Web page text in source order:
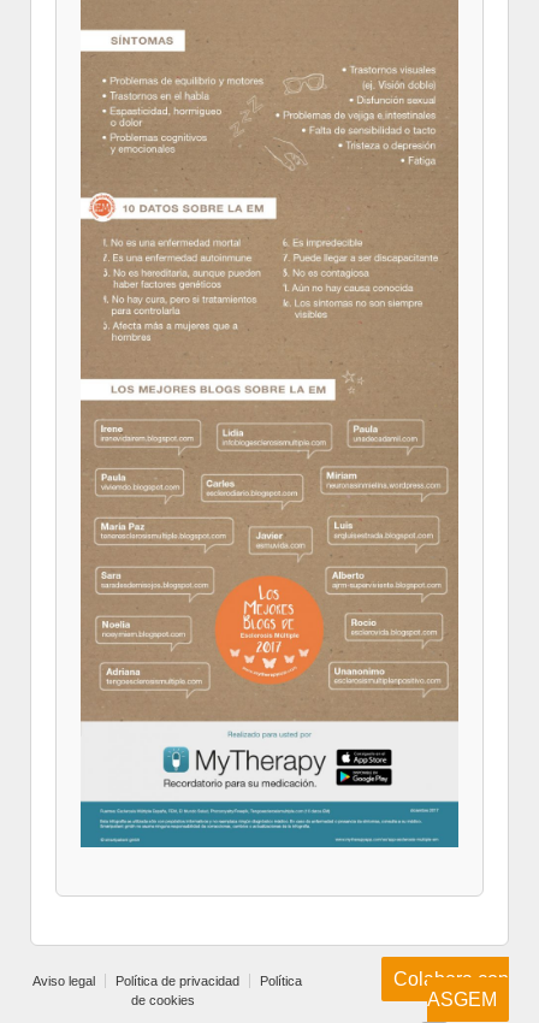
Aviso legal Política de privacidad
Política
de cookies
Colabora con
ASGEM